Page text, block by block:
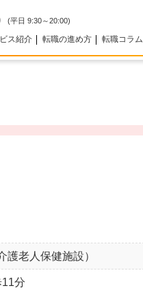
(平日 9:30～20:00)
ス紹介 転職の進め方 転職コラム
護老人保健施設）
分